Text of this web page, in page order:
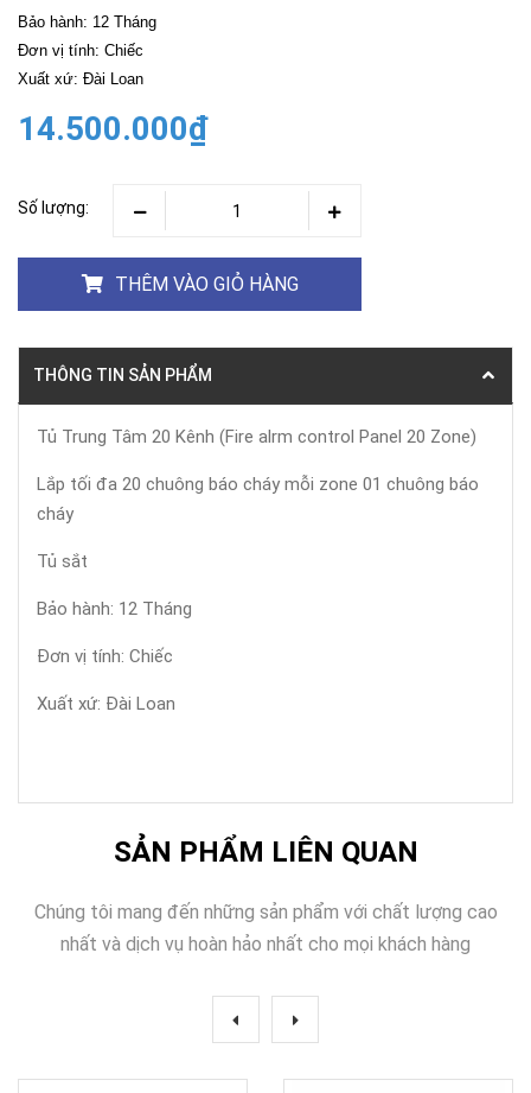
Bảo hành: 12 Tháng
Đơn vị tính: Chiếc
Xuất xứ: Đài Loan
14.500.000₫
Số lượng:
THÊM VÀO GIỎ HÀNG
THÔNG TIN SẢN PHẨM
Tủ Trung Tâm 20 Kênh (Fire alrm control Panel 20 Zone)
Lắp tối đa 20 chuông báo cháy mỗi zone 01 chuông báo
cháy
Tủ sắt
Bảo hành: 12 Tháng
Đơn vị tính: Chiếc
Xuất xứ: Đài Loan
SẢN PHẨM LIÊN QUAN
Chúng tôi mang đến những sản phẩm với chất lượng cao
nhất và dịch vụ hoàn hảo nhất cho mọi khách hàng